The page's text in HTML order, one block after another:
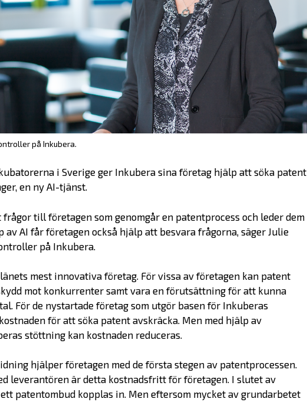
på Inkubera.
i Sverige ger Inkubera sina företag hjälp att söka patent
en ny AI-tjänst.
till företagen som genomgår en patentprocess och leder dem
av AI får företagen också hjälp att besvara frågorna, säger Julie
på Inkubera.
mest innovativa företag. För vissa av företagen kan patent
mot konkurrenter samt vara en förutsättning för att kunna
För de nystartade företag som utgör basen för Inkuberas
för att söka patent avskräcka. Men med hjälp av
stöttning kan kostnaden reduceras.
hjälper företagen med de första stegen av patentprocessen.
leverantören är detta kostnadsfritt för företagen. I slutet av
patentombud kopplas in. Men eftersom mycket av grundarbetet